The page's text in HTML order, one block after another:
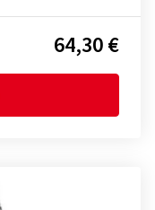
64,30 €